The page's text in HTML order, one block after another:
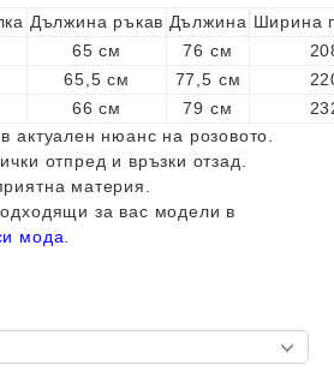
Дължина ръкав Дължина Ширина
65 см 76 см
65,5 см 77,5 см
66 см 79 см
актуален нюанс на розовото.
отпред и връзки отзад.
материя.
за вас модели в
мода